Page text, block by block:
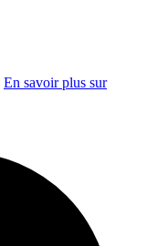
En savoir plus sur